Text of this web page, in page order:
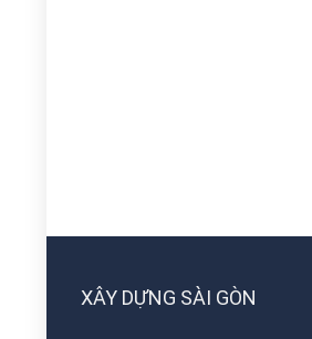
XÂY DỰNG SÀI GÒN